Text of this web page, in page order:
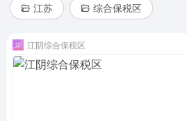
江苏 综合保税区
江阴综合保税区